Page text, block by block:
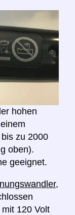
hohen
zu 2000
oben).
geeignet.
120 Volt